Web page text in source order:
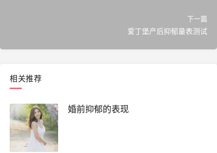
下一篇
爱丁堡产后抑郁量表测试
相关推荐
婚前抑郁的表现